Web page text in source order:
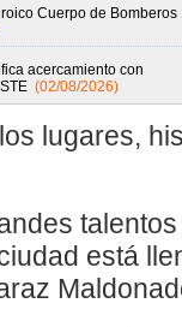
Cuerpo de Bomberos
acercamiento con
(02/08/2026)
lugares,
está